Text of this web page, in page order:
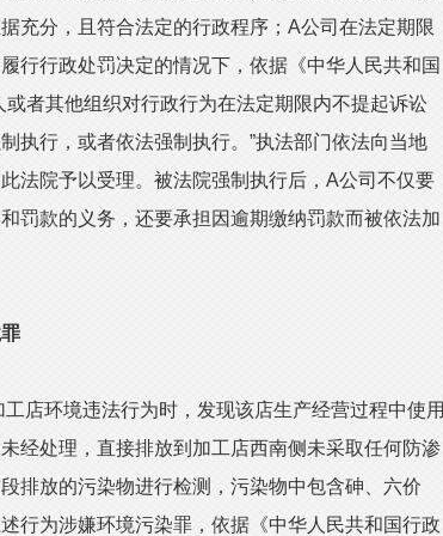
充分，且符合法定的行政程序；A公司在法定期限
行行政处罚决定的情况下，依据《中华人民共和国
者其他组织对行政行为在法定期限内不提起诉讼
执行，或者依法强制执行。”执法部门依法向当地
法院予以受理。被法院强制执行后，A公司不仅要
罚款的义务，还要承担因逾期缴纳罚款而被依法加
环境违法行为时，发现该店生产经营过程中使用
经处理，直接排放到加工店西南侧未采取任何防渗
排放的污染物进行检测，污染物中包含砷、六价
行为涉嫌环境污染罪，依据《中华人民共和国行政